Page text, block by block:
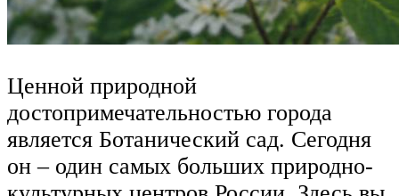
Ценной природной
достопримечательностью города
является Ботанический сад. Сегодня
он – один самых больших природно-